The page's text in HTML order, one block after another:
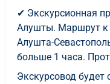
✔ Экскурсионная
Алушты. Маршрут к
Алушта-
больше 1 часа.
Экскурсовод будет